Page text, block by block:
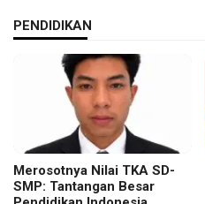
PENDIDIKAN
Merosotnya Nilai TKA SD-
SMP: Tantangan Besar